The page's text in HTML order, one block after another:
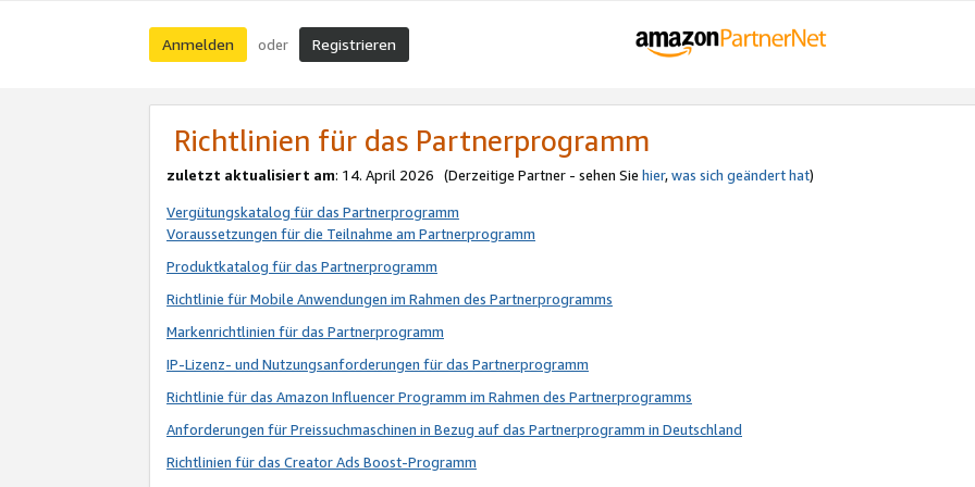
Anmelden oder Registrieren
Richtlinien für das Partnerprogramm
zuletzt aktualisiert am: 14. April 2026 (Derzeitige Partner - sehen Sie hier,was sich geändert hat)
Vergütungskatalog für das Partnerprogramm
Voraussetzungen für die Teilnahme am Partnerprogramm
Produktkatalog für das Partnerprogramm
Richtlinie für Mobile Anwendungen im Rahmen des Partnerprogramms
Markenrichtlinien für das Partnerprogramm
IP-Lizenz- und Nutzungsanforderungen für das Partnerprogramm
Richtlinie für das Amazon Influencer Programm im Rahmen des Partnerprogramms
Anforderungen für Preissuchmaschinen in Bezug auf das Partnerprogramm in Deutschland
Richtlinien für das Creator Ads Boost-Programm